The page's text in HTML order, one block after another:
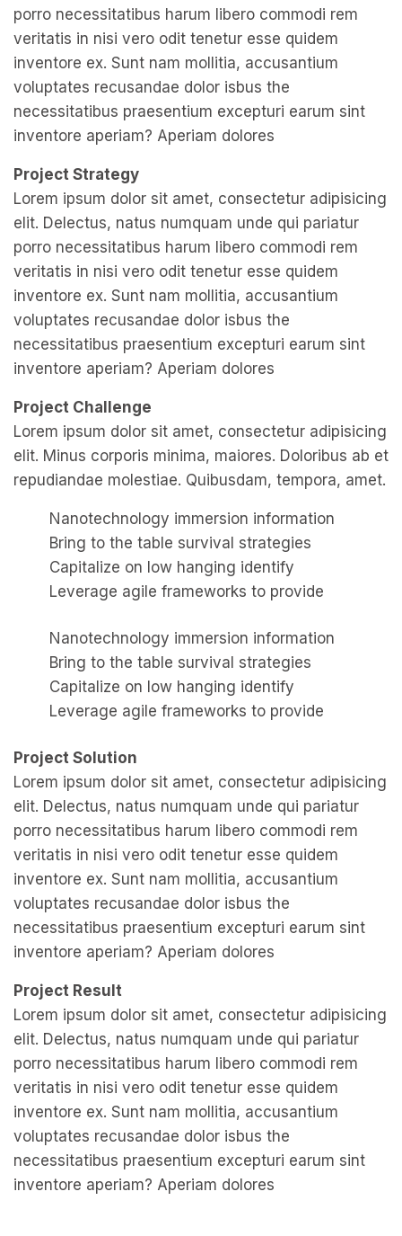
porro necessitatibus harum libero commodi rem
veritatis in nisi vero odit tenetur esse quidem
inventore ex. Sunt nam mollitia, accusantium
voluptates recusandae dolor isbus the
necessitatibus praesentium excepturi earum sint
inventore aperiam? Aperiam dolores
Project Strategy
Lorem ipsum dolor sit amet, consectetur adipisicing
elit. Delectus, natus numquam unde qui pariatur
porro necessitatibus harum libero commodi rem
veritatis in nisi vero odit tenetur esse quidem
inventore ex. Sunt nam mollitia, accusantium
voluptates recusandae dolor isbus the
necessitatibus praesentium excepturi earum sint
inventore aperiam? Aperiam dolores
Project Challenge
Lorem ipsum dolor sit amet, consectetur adipisicing
elit. Minus corporis minima, maiores. Doloribus ab et
repudiandae molestiae. Quibusdam, tempora, amet.
Nanotechnology immersion information
Bring to the table survival strategies
Capitalize on low hanging identify
Leverage agile frameworks to provide
Nanotechnology immersion information
Bring to the table survival strategies
Capitalize on low hanging identify
Leverage agile frameworks to provide
Project Solution
Lorem ipsum dolor sit amet, consectetur adipisicing
elit. Delectus, natus numquam unde qui pariatur
porro necessitatibus harum libero commodi rem
veritatis in nisi vero odit tenetur esse quidem
inventore ex. Sunt nam mollitia, accusantium
voluptates recusandae dolor isbus the
necessitatibus praesentium excepturi earum sint
inventore aperiam? Aperiam dolores
Project Result
Lorem ipsum dolor sit amet, consectetur adipisicing
elit. Delectus, natus numquam unde qui pariatur
porro necessitatibus harum libero commodi rem
veritatis in nisi vero odit tenetur esse quidem
inventore ex. Sunt nam mollitia, accusantium
voluptates recusandae dolor isbus the
necessitatibus praesentium excepturi earum sint
inventore aperiam? Aperiam dolores